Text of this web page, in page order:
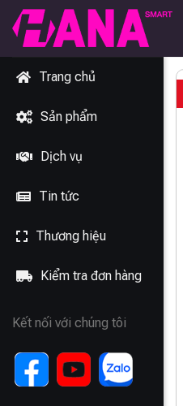
Chuyển
đến
dung
Trang chủ
Sản phẩm
Dịch vụ
Tin tức
Thương hiệu
Kiểm tra đơn hàng
Kết nối với chúng tôi